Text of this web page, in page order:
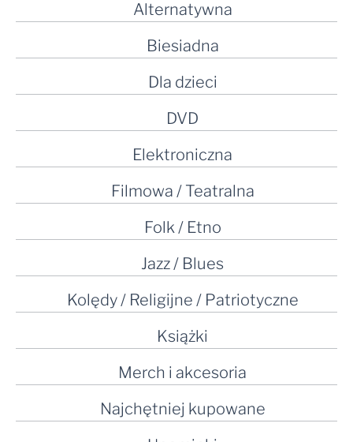
Alternatywna
Biesiadna
Dla dzieci
DVD
Elektroniczna
Filmowa / Teatralna
Folk / Etno
Jazz / Blues
Kolędy / Religijne / Patriotyczne
Książki
Merch i akcesoria
Najchętniej kupowane